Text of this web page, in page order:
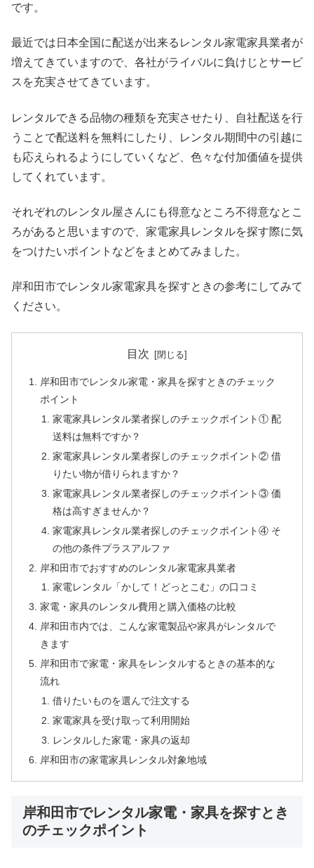
です。
最近では日本全国に配送が出来るレンタル家電家具業者が
増えてきていますので、各社がライバルに負けじとサービ
スを充実させてきています。
レンタルできる品物の種類を充実させたり、自社配送を行
うことで配送料を無料にしたり、レンタル期間中の引越に
も応えられるようにしていくなど、色々な付加価値を提供
してくれています。
それぞれのレンタル屋さんにも得意なところ不得意なとこ
ろがあると思いますので、家電家具レンタルを探す際に気
をつけたいポイントなどをまとめてみました。
岸和田市でレンタル家電家具を探すときの参考にしてみて
ください。
目次
岸和田市でレンタル家電・家具を探すときのチェック
ポイント
家電家具レンタル業者探しのチェックポイント① 配
送料は無料ですか？
家電家具レンタル業者探しのチェックポイント② 借
りたい物が借りられますか？
家電家具レンタル業者探しのチェックポイント③ 価
格は高すぎませんか？
家電家具レンタル業者探しのチェックポイント④ そ
の他の条件プラスアルファ
岸和田市でおすすめのレンタル家電家具業者
家電レンタル「かして！どっとこむ」の口コミ
家電・家具のレンタル費用と購入価格の比較
岸和田市内では、こんな家電製品や家具がレンタルで
きます
岸和田市で家電・家具をレンタルするときの基本的な
流れ
借りたいものを選んで注文する
家電家具を受け取って利用開始
レンタルした家電・家具の返却
岸和田市の家電家具レンタル対象地域
岸和田市でレンタル家電・家具を探すとき
のチェックポイント